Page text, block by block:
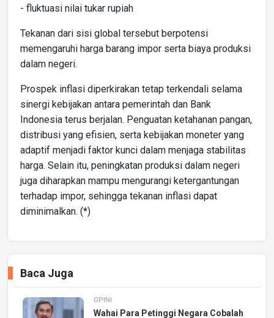
- fluktuasi nilai tukar rupiah
Tekanan dari sisi global tersebut berpotensi
memengaruhi harga barang impor serta biaya produksi
dalam negeri.
Prospek inflasi diperkirakan tetap terkendali selama
sinergi kebijakan antara pemerintah dan Bank
Indonesia terus berjalan. Penguatan ketahanan pangan,
distribusi yang efisien, serta kebijakan moneter yang
adaptif menjadi faktor kunci dalam menjaga stabilitas
harga. Selain itu, peningkatan produksi dalam negeri
juga diharapkan mampu mengurangi ketergantungan
terhadap impor, sehingga tekanan inflasi dapat
diminimalkan. (*)
Baca Juga
OPINI
Wahai Para Petinggi Negara Cobalah